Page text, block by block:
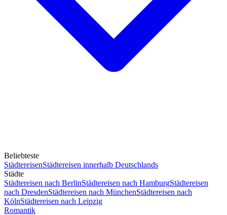
Beliebteste
StädtereisenStädtereisen innerhalb Deutschlands
Städte
Städtereisen nach BerlinStädtereisen nach HamburgStädtereisen
nach DresdenStädtereisen nach MünchenStädtereisen nach
KölnStädtereisen nach Leipzig
Romantik